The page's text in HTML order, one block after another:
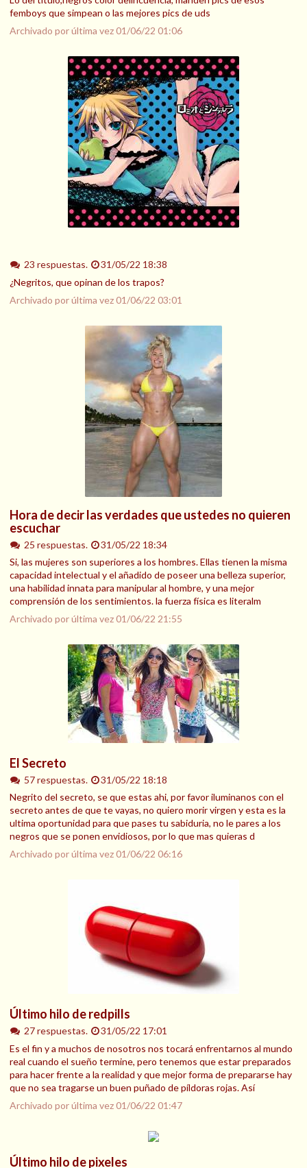
femboys que simpean o las mejores pics de uds
Archivado por última vez01/06/22 01:06
23 respuestas.
31/05/22 18:38
¿Negritos, que opinan de los trapos?
Archivado por última vez01/06/22 03:01
Hora de decir las verdades que ustedes no quieren
escuchar
25 respuestas.
31/05/22 18:34
Si, las mujeres son superiores a los hombres. Ellas tienen la misma
capacidad intelectual y el añadido de poseer una belleza superior,
una habilidad innata para manipular al hombre, y una mejor
comprensión de los sentimientos. la fuerza física es literalm
Archivado por última vez01/06/22 21:55
El Secreto
57 respuestas.
31/05/22 18:18
Negrito del secreto, se que estas ahi, por favor iluminanos con el
secreto antes de que te vayas, no quiero morir virgen y esta es la
ultima oportunidad para que pases tu sabiduria, no le pares a los
negros que se ponen envidiosos, por lo que mas quieras d
Archivado por última vez01/06/22 06:16
Último hilo de redpills
27 respuestas.
31/05/22 17:01
Es el fin y a muchos de nosotros nos tocará enfrentarnos al mundo
real cuando el sueño termine, pero tenemos que estar preparados
para hacer frente a la realidad y que mejor forma de prepararse hay
que no sea tragarse un buen puñado de píldoras rojas. Así
Archivado por última vez01/06/22 01:47
Último hilo de pixeles